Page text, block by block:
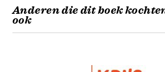
Anderen die dit boek
ook